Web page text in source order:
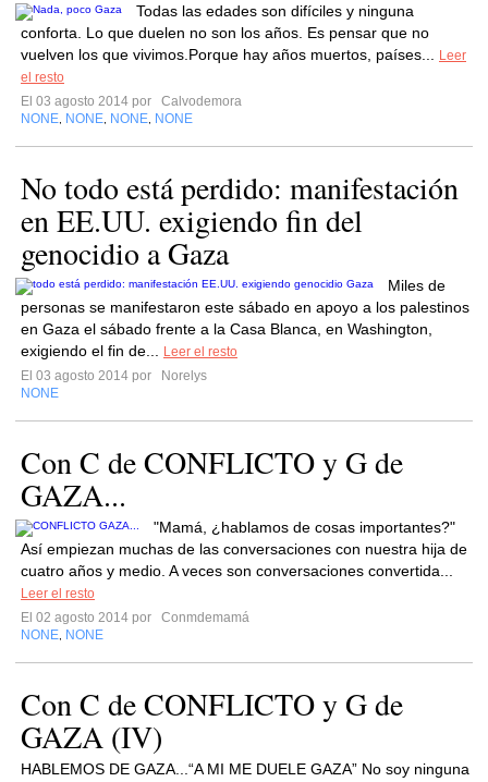
Todas las edades son difíciles y ninguna
conforta. Lo que duelen no son los años. Es pensar que no
vuelven los que vivimos.Porque hay años muertos, países...
Leer
el resto
El 03 agosto 2014 por
Calvodemora
NONE NONE NONE NONE
No todo está perdido: manifestación
en EE.UU. exigiendo fin del
genocidio a Gaza
Miles de
personas se manifestaron este sábado en apoyo a los palestinos
en Gaza el sábado frente a la Casa Blanca, en Washington,
exigiendo el fin de...
Leer el resto
El 03 agosto 2014 por
Norelys
NONE
Con C de CONFLICTO y G de
GAZA...
"Mamá, ¿hablamos de cosas importantes?"
Así empiezan muchas de las conversaciones con nuestra hija de
cuatro años y medio. A veces son conversaciones convertida...
Leer el resto
El 02 agosto 2014 por
Conmdemamá
NONE NONE
Con C de CONFLICTO y G de
GAZA (IV)
HABLEMOS DE GAZA...“A MI ME DUELE GAZA” No soy ninguna